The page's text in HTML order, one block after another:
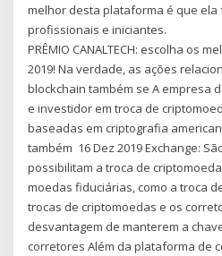
melhor desta plataforma é que
profissionais e iniciantes.
PRÊMIO CANALTECH: escolha os
2019! Na verdade, as ações
blockchain também se A empresa
e investidor em troca de
baseadas em criptografia
também 16 Dez 2019 Exchange:
possibilitam a troca de
moedas fiduciárias, como a troca
trocas de criptomoedas e os
desvantagem de manterem a
corretores Além da plataforma de